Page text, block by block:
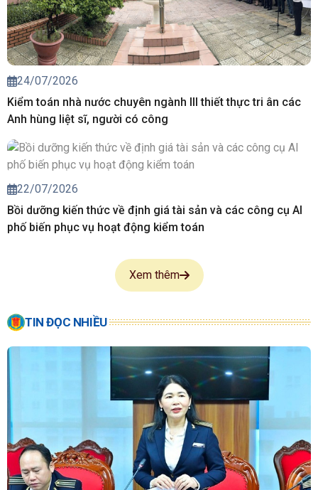
24/07/2026
Kiểm toán nhà nước chuyên ngành III thiết thực tri ân các
Anh hùng liệt sĩ, người có công
22/07/2026
Bồi dưỡng kiến thức về định giá tài sản và các công cụ AI
phố biến phục vụ hoạt động kiểm toán
Xem thêm
TIN ĐỌC NHIỀU